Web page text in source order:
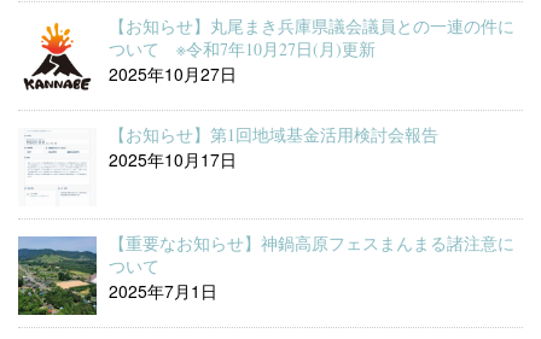
【お知らせ】丸尾まき兵庫県議会議員との一連の件に
ついて ※令和7年10月27日(月)更新
2025年10月27日
【お知らせ】第1回地域基金活用検討会報告
2025年10月17日
【重要なお知らせ】神鍋高原フェスまんまる諸注意に
ついて
2025年7月1日